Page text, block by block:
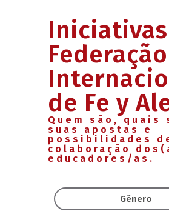
Federação
de Fe y
Quem são, quais
suas apostas e
possibilidades
colaboração
educadores/as.
Gênero